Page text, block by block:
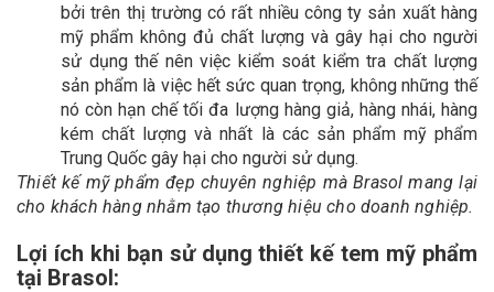
bởi trên thị trường có rất nhiều công ty sản xuất hàng
mỹ phẩm không đủ chất lượng và gây hại cho người
sử dụng thế nên việc kiểm soát kiểm tra chất lượng
sản phẩm là việc hết sức quan trọng, không những thế
nó còn hạn chế tối đa lượng hàng giả, hàng nhái, hàng
kém chất lượng và nhất là các sản phẩm mỹ phẩm
Trung Quốc gây hại cho người sử dụng.
Thiết kế mỹ phẩm đẹp chuyên nghiệp mà Brasol mang lại
cho khách hàng nhằm tạo thương hiệu cho doanh nghiệp.
Lợi ích khi bạn sử dụng thiết kế tem mỹ phẩm
tại Brasol: